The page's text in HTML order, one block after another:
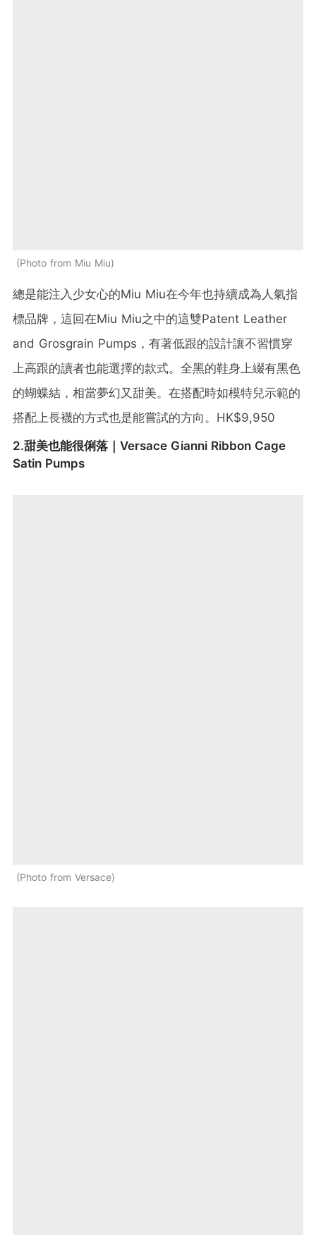
Photo from Miu Miu
總是能注入少女心的Miu Miu在今年也持續成為人氣指
標品牌，這回在Miu Miu之中的這雙Patent Leather
and Grosgrain Pumps，有著低跟的設計讓不習慣穿
上高跟的讀者也能選擇的款式。全黑的鞋身上綴有黑色
的蝴蝶結，相當夢幻又甜美。在搭配時如模特兒示範的
搭配上長襪的方式也是能嘗試的方向。HK$9,950
2.甜美也能很俐落｜Versace Gianni Ribbon Cage
Satin Pumps
Photo from Versace